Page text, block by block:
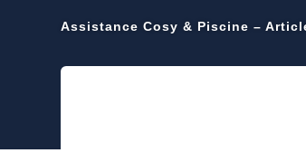
Assistance Cosy & Piscine –